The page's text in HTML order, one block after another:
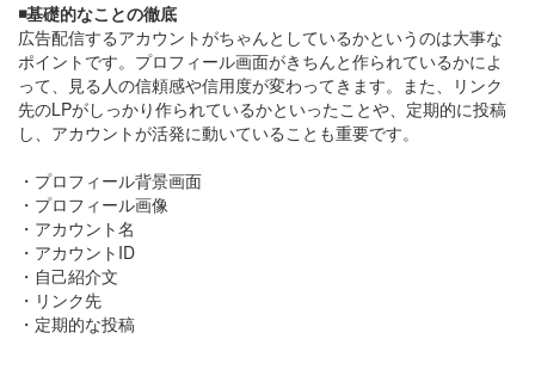
◾️基礎的なことの徹底
広告配信するアカウントがちゃんとしているかというのは大事な
ポイントです。プロフィール画面がきちんと作られているかによ
って、見る人の信頼感や信用度が変わってきます。また、リンク
先のLPがしっかり作られているかといったことや、定期的に投稿
し、アカウントが活発に動いていることも重要です。
・プロフィール背景画面
・プロフィール画像
・アカウント名
・アカウントID
・自己紹介文
・リンク先
・定期的な投稿